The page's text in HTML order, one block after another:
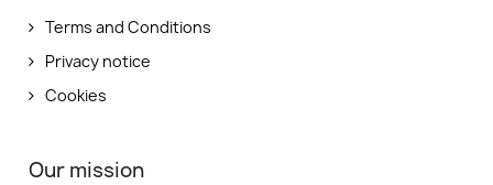
Terms and Conditions
Privacy notice
Cookies
Our mission